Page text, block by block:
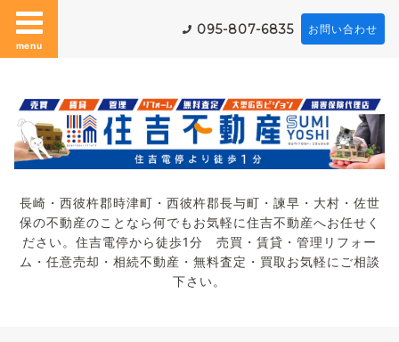
menu
095-807-6835 お問い合わせ
長崎・西彼杵郡時津町・西彼杵郡長与町・諫早・大村・佐世
保の不動産のことなら何でもお気軽に住吉不動産へお任せく
ださい。住吉電停から徒歩1分 売買・賃貸・管理リフォー
ム・任意売却・相続不動産・無料査定・買取お気軽にご相談
下さい。